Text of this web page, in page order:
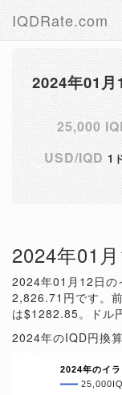
IQDRate.com
2024年01
25,000
USD/IQD 1
2024年01
2024年01月12日の
2,826.71円です。
は$1282.85。ドル
2024年のIQD円換
2024年のイ